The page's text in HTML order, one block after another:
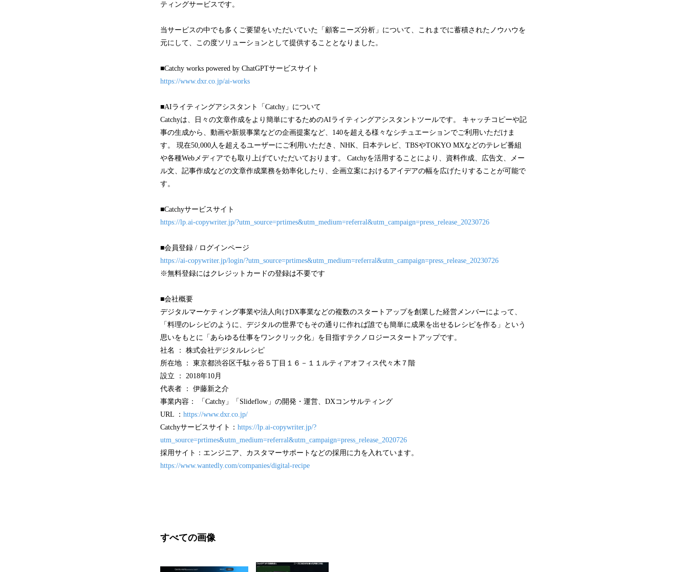
ティングサービスです。
当サービスの中でも多くご要望をいただいていた「顧客ニーズ分析」について、これまでに蓄積されたノウハウを
元にして、この度ソリューションとして提供することとなりました。
■Catchy works powered by ChatGPTサービスサイト
https://www.dxr.co.jp/ai-works
■AIライティングアシスタント「Catchy」について
Catchyは、日々の文章作成をより簡単にするためのAIライティングアシスタントツールです。 キャッチコピーや記
事の生成から、動画や新規事業などの企画提案など、140を超える様々なシチュエーションでご利用いただけま
す。 現在50,000人を超えるユーザーにご利用いただき、NHK、日本テレビ、TBSやTOKYO MXなどのテレビ番組
や各種Webメディアでも取り上げていただいております。 Catchyを活用することにより、資料作成、広告文、メー
ル文、記事作成などの文章作成業務を効率化したり、企画立案におけるアイデアの幅を広げたりすることが可能で
す。
■Catchyサービスサイト
https://lp.ai-copywriter.jp/?utm_source=prtimes&utm_medium=referral&utm_campaign=press_release_20230726
■会員登録 / ログインページ
https://ai-copywriter.jp/login/?utm_source=prtimes&utm_medium=referral&utm_campaign=press_release_20230726
※無料登録にはクレジットカードの登録は不要です
■会社概要
デジタルマーケティング事業や法人向けDX事業などの複数のスタートアップを創業した経営メンバーによって、
「料理のレシピのように、デジタルの世界でもその通りに作れば誰でも簡単に成果を出せるレシピを作る」という
思いをもとに「あらゆる仕事をワンクリック化」を目指すテクノロジースタートアップです。
社名 ： 株式会社デジタルレシピ
所在地 ： 東京都渋谷区千駄ヶ谷５丁目１６－１１ルティアオフィス代々木７階
設立 ： 2018年10月
代表者 ： 伊藤新之介
事業内容： 「Catchy」「Slideflow」の開発・運営、DXコンサルティング
URL ： https://www.dxr.co.jp/
Catchyサービスサイト： https://lp.ai-copywriter.jp/?
utm_source=prtimes&utm_medium=referral&utm_campaign=press_release_2020726
採用サイト：エンジニア、カスタマーサポートなどの採用に力を入れています。
https://www.wantedly.com/companies/digital-recipe
すべての画像